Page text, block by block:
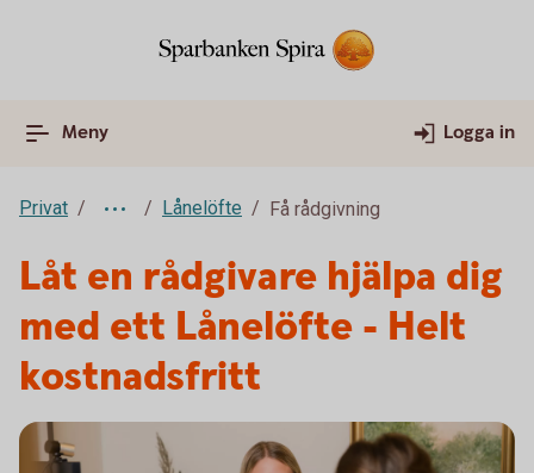
Meny Logga in
Privat Lånelöfte Få rådgivning
Låt en rådgivare hjälpa dig
med ett Lånelöfte - Helt
kostnadsfritt